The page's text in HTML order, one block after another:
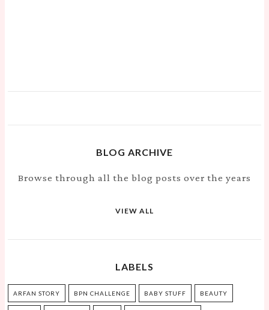
BLOG ARCHIVE
Browse through all the blog posts over the years
VIEW ALL
LABELS
ARFAN STORY BPN CHALLENGE BABY STUFF BEAUTY